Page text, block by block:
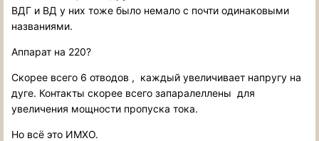
ВДГ и ВД у них тоже было немало с почти одинаковыми
названиями.
Аппарат на 220?
Скорее всего 6 отводов , каждый увеличивает напругу на
дуге. Контакты скорее всего запаралеллены для
увеличения мощности пропуска тока.
Но всё это ИМХО.